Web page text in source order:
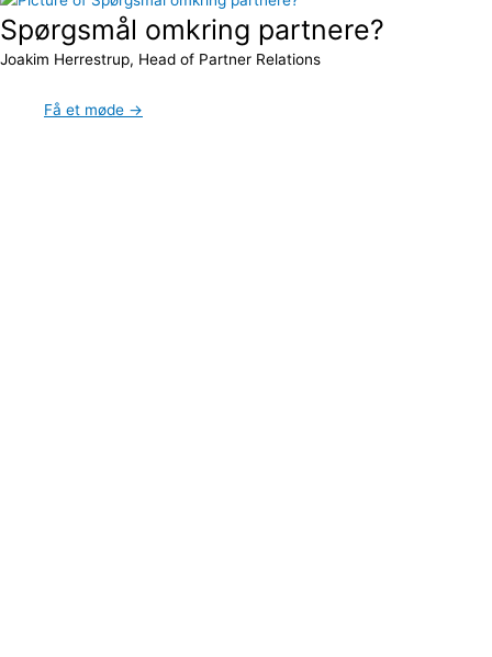
Spørgsmål omkring partnere?
Joakim Herrestrup, Head of Partner Relations
Få et møde →